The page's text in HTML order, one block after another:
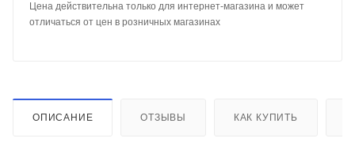
Цена действительна только для интернет-магазина и может
отличаться от цен в розничных магазинах
ОПИСАНИЕ ОТЗЫВЫ КАК КУПИТЬ